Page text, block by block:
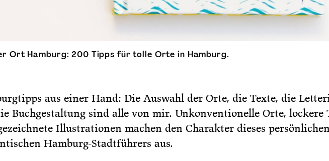
Ort Hamburg: 200 Tipps für tolle Orte in Hamburg.
aus einer Hand: Die Auswahl der Orte, die Texte, die
Buchgestaltung sind alle von mir. Unkonventionelle Orte, lockere
Illustrationen machen den Charakter dieses
Hamburg-Stadtführers aus.